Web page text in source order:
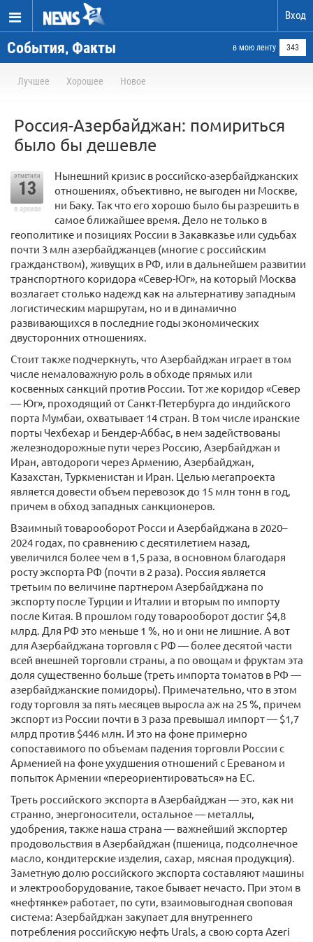
Вход
События, Факты в мою ленту 343
Лучшее Хорошее Новое
Россия-Азербайджан: помириться
было бы дешевле
отметили
13
в архиве
Нынешний кризис в российско-азербайджанских
отношениях, объективно, не выгоден ни Москве,
ни Баку. Так что его хорошо было бы разрешить в
самое ближайшее время. Дело не только в
геополитике и позициях России в Закавказье или судьбах
почти 3 млн азербайджанцев (многие с российским
гражданством), живущих в РФ, или в дальнейшем развитии
транспортного коридора «Север-Юг», на который Москва
возлагает столько надежд как на альтернативу западным
логистическим маршрутам, но и в динамично
развивающихся в последние годы экономических
двусторонних отношениях.
Стоит также подчеркнуть, что Азербайджан играет в том
числе немаловажную роль в обходе прямых или
косвенных санкций против России. Тот же коридор «Север
— Юг», проходящий от Санкт-Петербурга до индийского
порта Мумбаи, охватывает 14 стран. В том числе иранские
порты Чехбехар и Бендер-Аббас, в нем задействованы
железнодорожные пути через Россию, Азербайджан и
Иран, автодороги через Армению, Азербайджан,
Казахстан, Туркменистан и Иран. Целью мегапроекта
является довести объем перевозок до 15 млн тонн в год,
причем в обход западных санкционеров.
Взаимный товарооборот Росси и Азербайджана в 2020–
2024 годах, по сравнению с десятилетием назад,
увеличился более чем в 1,5 раза, в основном благодаря
росту экспорта РФ (почти в 2 раза). Россия является
третьим по величине партнером Азербайджана по
экспорту после Турции и Италии и вторым по импорту
после Китая. В прошлом году товарооборот достиг $4,8
млрд. Для РФ это меньше 1 %, но и они не лишние. А вот
для Азербайджана торговля с РФ — более десятой части
всей внешней торговли страны, а по овощам и фруктам эта
доля существенно больше (треть импорта томатов в РФ —
азербайджанские помидоры). Примечательно, что в этом
году торговля за пять месяцев выросла аж на 25 %, причем
экспорт из России почти в 3 раза превышал импорт — $1,7
млрд против $446 млн. И это на фоне примерно
сопоставимого по объемам падения торговли России с
Арменией на фоне ухудшения отношений с Ереваном и
попыток Армении «переориентироваться» на ЕС.
Треть российского экспорта в Азербайджан — это, как ни
странно, энергоносители, остальное — металлы,
удобрения, также наша страна — важнейший экспортер
продовольствия в Азербайджан (пшеница, подсолнечное
масло, кондитерские изделия, сахар, мясная продукция).
Заметную долю российского экспорта составляют машины
и электрооборудование, такое бывает нечасто. При этом в
«нефтянке» работает, по сути, взаимовыгодная своповая
система: Азербайджан закупает для внутреннего
потребления российскую нефть Urals, а свою сорта Azeri